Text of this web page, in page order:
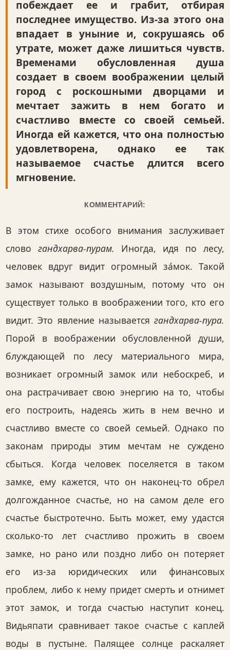
побеждает ее и грабит, отбирая
последнее имущество. Из-за этого она
впадает в уныние и, сокрушаясь об
утрате, может даже лишиться чувств.
Временами обусловленная душа
создает в своем воображении целый
город с роскошными дворцами и
мечтает зажить в нем богато и
счастливо вместе со своей семьей.
Иногда ей кажется, что она полностью
удовлетворена, однако ее так
называемое счастье длится всего
мгновение.
КОММЕНТАРИЙ:
В этом стихе особого внимания заслуживает
словогандхарва-пурам. Иногда, идя по лесу,
человек вдруг видит огромный за́мок. Такой
замок называют воздушным, потому что он
существует только в воображении того, кто его
видит. Это явление называется гандхарва-пура.
Порой в воображении обусловленной души,
блуждающей по лесу материального мира,
возникает огромный замок или небоскреб, и
она растрачивает свою энергию на то, чтобы
его построить, надеясь жить в нем вечно и
счастливо вместе со своей семьей. Однако по
законам природы этим мечтам не суждено
сбыться. Когда человек поселяется в таком
замке, ему кажется, что он наконец-то обрел
долгожданное счастье, но на самом деле его
счастье быстротечно. Быть может, ему удастся
сколько-то лет счастливо прожить в своем
замке, но рано или поздно либо он потеряет
его из-за юридических или финансовых
проблем, либо к нему придет смерть и отнимет
этот замок, и тогда счастью наступит конец.
Видьяпати сравнивает такое счастье с каплей
воды в пустыне. Палящее солнце раскаляет